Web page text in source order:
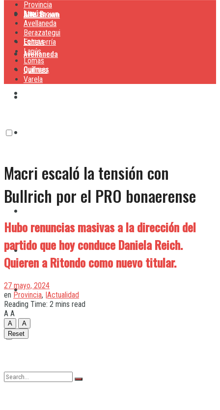
Lanús
Lomas
Quilmes
Alte. Brown
Avellaneda
Lanús
Quilmes
Varela
Provincia
Alte. Brown
Avellaneda
Berazategui
Echeverría
Lanús
Lomas
Quilmes
Varela
Macri escaló la tensión con
Bullrich por el PRO bonaerense
Hubo renuncias masivas a la dirección del
partido que hoy conduce Daniela Reich.
Quieren a Ritondo como nuevo titular.
27 mayo, 2024
en Provincia, |Actualidad
Reading Time: 2 mins read
A A
A
A
Reset